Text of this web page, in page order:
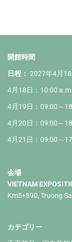
開館時間
日程： 2027年4月
4月18日：10:00
4月19日：09:00～
4月20日：09:00～
4月21日：09:00～
会場
VIETNAM
Km5+890, Truong
カテゴリー